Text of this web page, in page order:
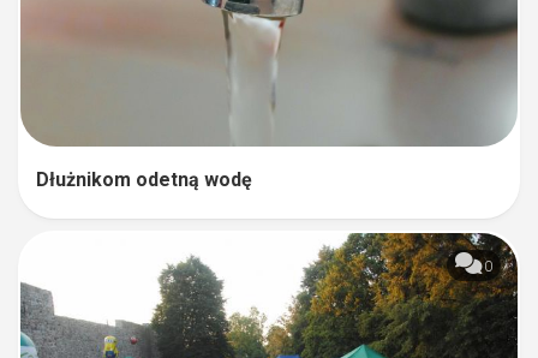
Dłużnikom odetną wodę
0